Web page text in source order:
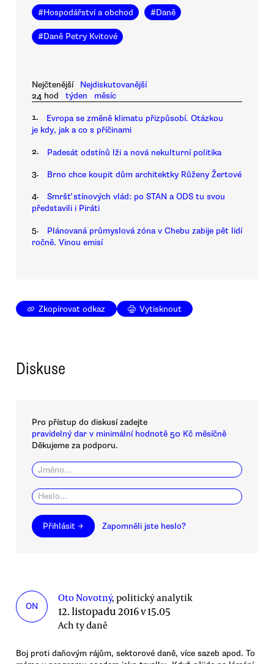
#Hospodářství a obchod #Daně
#Daně Petry Kvitové
Nejčtenější
Nejdiskutovanější
24 hod
týden měsíc
1.
Evropa se změně klimatu přizpůsobí. Otázkou
je kdy, jak a co s příčinami
2. Padesát odstínů lži a nová nekulturní politika
3. Brno chce koupit dům architektky Růženy Žertové
4.
Smršť stínových vlád: po STAN a ODS tu svou
představili i Piráti
5.
Plánovaná průmyslová zóna v Chebu zabije pět lidí
ročně. Vinou emisí
Zkopírovat odkaz Vytisknout
Diskuse
Pro přístup do diskusí zadejte
pravidelný dar v minimální hodnotě 50 Kč měsíčně
Děkujeme za podporu.
Přihlásit → Zapomněli jste heslo?
ON
Oto Novotný, politický analytik
12. listopadu 2016 v 15.05
Ach ty daně
Boj proti daňovým rájům, sektorové daně, více sazeb apod. To